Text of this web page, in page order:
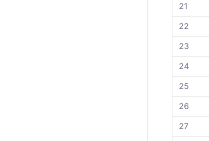
21
22
23
24
25
26
27